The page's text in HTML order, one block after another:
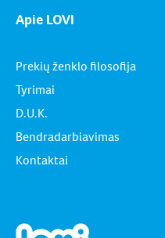
Apie LOVI
Prekių ženklo filosofija
Tyrimai
D.U.K.
Bendradarbiavimas
Kontaktai